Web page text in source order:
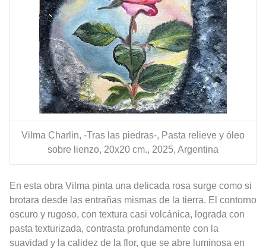
Vilma Charlin, -Tras las piedras-, Pasta relieve y óleo
sobre lienzo, 20x20 cm., 2025, Argentina
En esta obra Vilma pinta una delicada rosa surge como si
brotara desde las entrañas mismas de la tierra. El contorno
oscuro y rugoso, con textura casi volcánica, lograda con
pasta texturizada, contrasta profundamente con la
suavidad y la calidez de la flor, que se abre luminosa en